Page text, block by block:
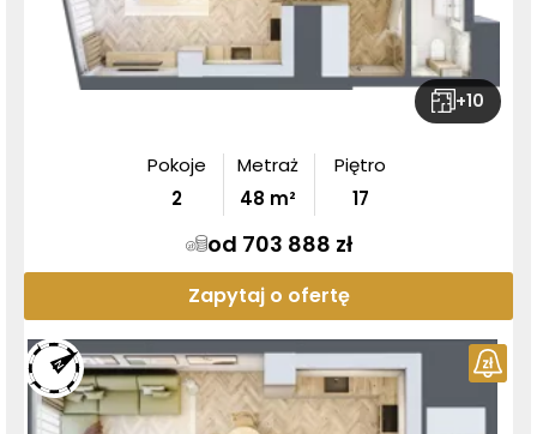
+10
Pokoje
2
Metraż
48 m²
Piętro
17
od 703 888 zł
Zapytaj o ofertę